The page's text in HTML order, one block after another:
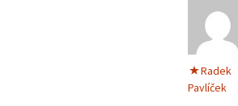
Radek
Pavlíček